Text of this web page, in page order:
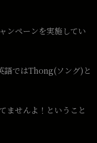
ンペーンを実施してい
語ではThong(ソング)と
ませんよ！ということ